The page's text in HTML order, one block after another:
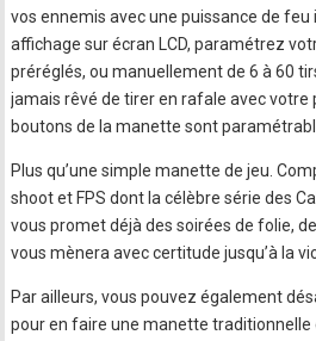
vos ennemis avec une puissance de feu
affichage sur écran LCD, paramétrez
préréglés, ou manuellement de 6 à 60
jamais rêvé de tirer en rafale avec votre
boutons de la manette sont
Plus qu’une simple manette de jeu.
shoot et FPS dont la célèbre série des
vous promet déjà des soirées de folie,
vous mènera avec certitude jusqu’à la
Par ailleurs, vous pouvez également
pour en faire une manette traditionnelle